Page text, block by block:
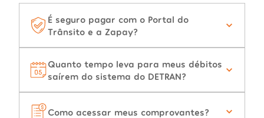
É seguro pagar com o Portal do
Trânsito e a Zapay?
Quanto tempo leva para meus débitos
saírem do sistema do DETRAN?
Como acessar meus comprovantes?